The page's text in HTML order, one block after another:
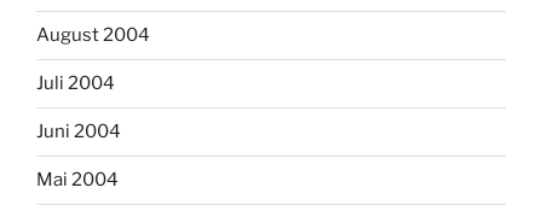
August 2004
Juli 2004
Juni 2004
Mai 2004